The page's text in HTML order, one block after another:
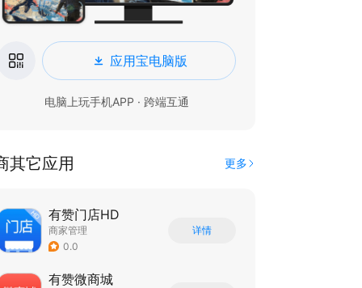
应用宝电脑版
电脑上玩手机APP · 跨端互通
其它应用 更多
有赞门店HD
商家管理
0.0
详情
有赞微商城